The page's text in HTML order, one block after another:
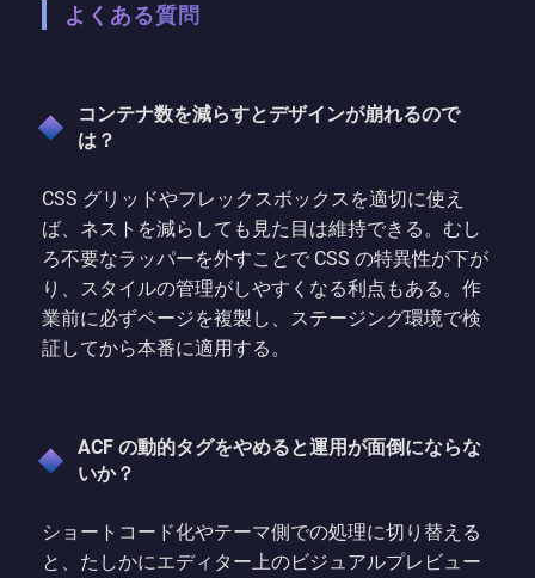
よくある質問
コンテナ数を減らすとデザインが崩れるので
は？
CSS グリッドやフレックスボックスを適切に使え
ば、ネストを減らしても見た目は維持できる。むし
ろ不要なラッパーを外すことで CSS の特異性が下が
り、スタイルの管理がしやすくなる利点もある。作
業前に必ずページを複製し、ステージング環境で検
証してから本番に適用する。
ACF の動的タグをやめると運用が面倒にならな
いか？
ショートコード化やテーマ側での処理に切り替える
と、たしかにエディター上のビジュアルプレビュー